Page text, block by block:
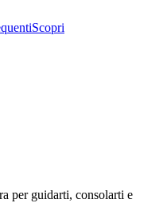
Scopri
per guidarti, consolarti e